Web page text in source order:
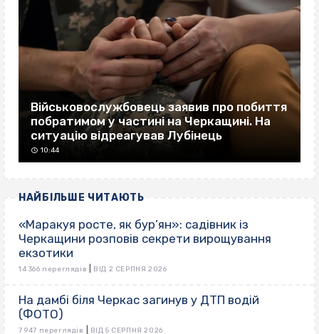
Військовослужбовець заявив про побиття
побратимом у частині на Черкащині. На
ситуацію відреагував Лубінець
10:44
НАЙБІЛЬШЕ ЧИТАЮТЬ
«Маракуя росте, як бур’ян»: садівник із
Черкащини розповів секрети вирощування
екзотики
14 366 переглядів ВІД 2 СЕРПНЯ 2026
На дамбі біля Черкас загинув у ДТП водій
(ФОТО)
7 947 переглядів ВІД 5 СЕРПНЯ 2026